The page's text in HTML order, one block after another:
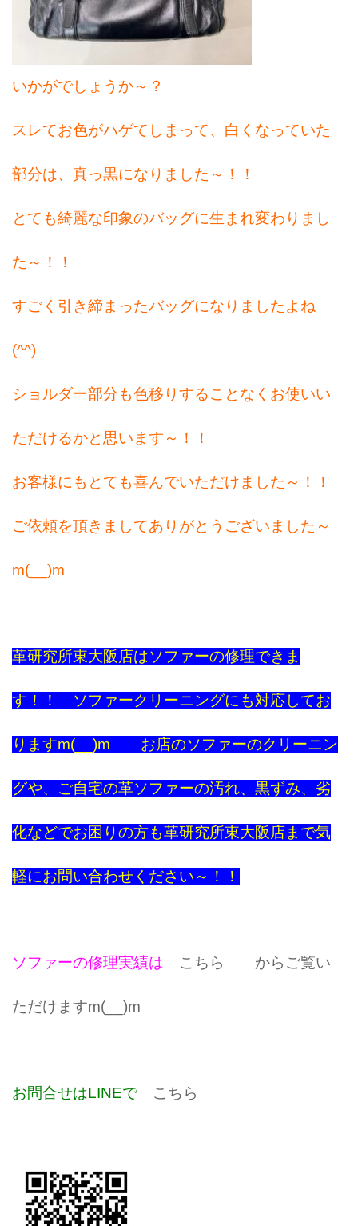
いかがでしょうか～？
スレてお色がハゲてしまって、白くなっていた
部分は、真っ黒になりました～！！
とても綺麗な印象のバッグに生まれ変わりまし
た～！！
すごく引き締まったバッグになりましたよね
(^^)
ショルダー部分も色移りすることなくお使いい
ただけるかと思います～！！
お客様にもとても喜んでいただけました～！！
ご依頼を頂きましてありがとうございました～
m(__)m
革研究所東大阪店はソファーの修理できま
す！！ ソファークリーニングにも対応してお
りますm(__)m お店のソファーのクリーニン
グや、ご自宅の革ソファーの汚れ、黒ずみ、劣
化などでお困りの方も革研究所東大阪店まで気
軽にお問い合わせください～！！
ソファーの修理実績は こちら からご覧い
ただけますm(__)m
お問合せはLINEで こちら